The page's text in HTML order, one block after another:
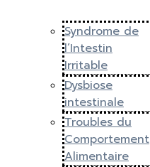
Syndrome de
l’Intestin
Irritable
Dysbiose
intestinale
Troubles du
Comportement
Alimentaire